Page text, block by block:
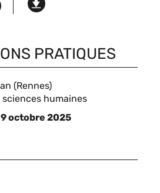
PRATIQUES
(Rennes)
humaines
octobre 2025